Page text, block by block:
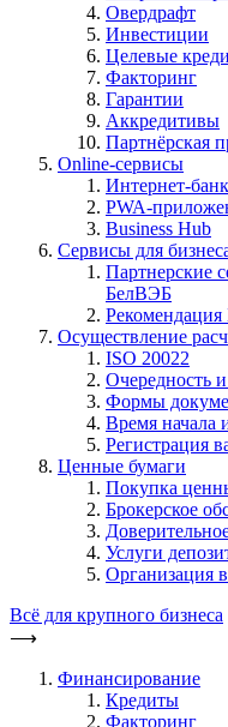
Овердрафт
Инвестиции
Целевые
Факторинг
Гарантии
Аккредитивы
Партнёрская
Online-сервисы
Интернет-банк
PWA-
Business Hub
Сервисы для
Партнерские
БелВЭБ
Рекомендация
Осуществление
ISO 20022
Очередность
Формы
Время начала
Регистрация
Ценные бумаги
Покупка
Брокерское
Услуги
Организация
Всё для крупного бизнеса
⟶
Финансирование
Кредиты
Факторинг